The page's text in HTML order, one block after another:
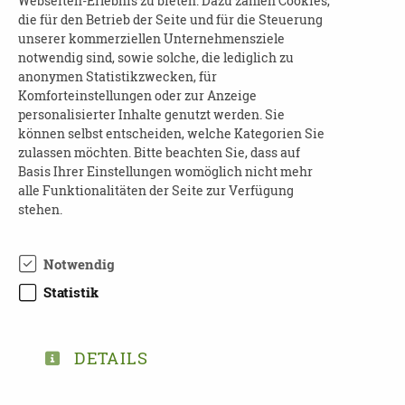
Beginn und Dauer: am 23.09.25 von 17:00 bis
18:00 Uhr
Wo: Volkssolidarität Sebnitz in der Cafeteria
Kosten: frei
Anmeldungwird erbeten an Frau Andrea
Grunert- Kenner (0162/65 88 244,
andrea.grunert.kenner@voso-pirna.de
TEILEN
die für den Betrieb der Seite und für die Steuerung
unserer kommerziellen Unternehmensziele
notwendig sind, sowie solche, die lediglich zu
anonymen Statistikzwecken, für
Komforteinstellungen oder zur Anzeige
personalisierter Inhalte genutzt werden. Sie
können selbst entscheiden, welche Kategorien Sie
zulassen möchten. Bitte beachten Sie, dass auf
Basis Ihrer Einstellungen womöglich nicht mehr
alle Funktionalitäten der Seite zur Verfügung
stehen.
Notwendig
Statistik
DETAILS